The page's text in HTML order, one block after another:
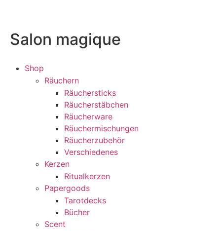
Salon magique
Shop
Räuchern
Räuchersticks
Räucherstäbchen
Räucherware
Räuchermischungen
Räucherzubehör
Verschiedenes
Kerzen
Ritualkerzen
Papergoods
Tarotdecks
Bücher
Scent